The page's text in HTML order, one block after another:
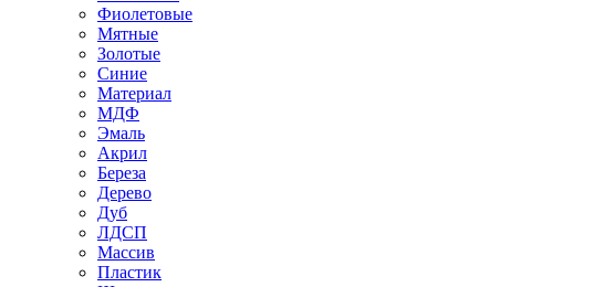
Фиолетовые
Мятные
Золотые
Синие
Материал
МДФ
Эмаль
Акрил
Береза
Дерево
Дуб
ЛДСП
Массив
Пластик